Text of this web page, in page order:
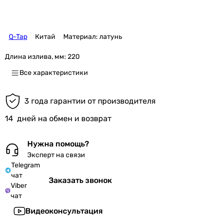
Q-Tap Китай Материал: латунь
Длина излива, мм: 220
Все характеристики
3 года гарантии от производителя
14 дней на обмен и возврат
Нужна помощь?
Эксперт на связи
Telegram
чат
Viber
чат
Заказать звонок
Видеоконсультация